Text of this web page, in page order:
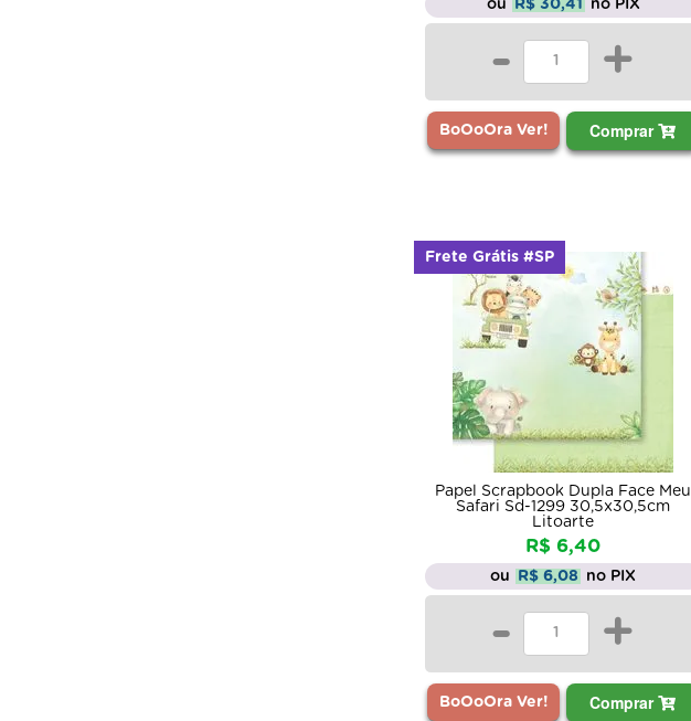
ou R$ 30,41 no PIX
- +
BoOoOra Ver! Comprar
Papel Scrapbook Dupla Face Meu
Safari Sd-1299 30,5x30,5cm
Litoarte
R$ 6,40
ou R$ 6,08 no PIX
- +
BoOoOra Ver! Comprar
Frete Grátis #SP